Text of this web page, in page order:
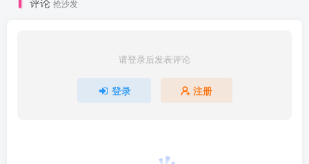
抢沙发
请登录后发表评论
登录 注册